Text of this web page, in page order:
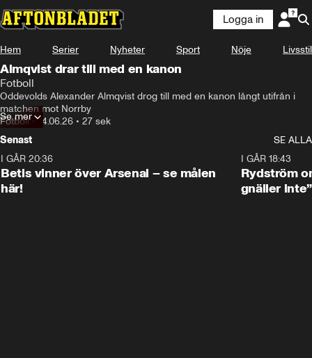
Logga in
Hem Serier Nyheter Sport Nöje Livsstil
Almqvist drar till med en kanon
Fotboll
Oddevolds Alexander Almqvist drog till med en kanon långt utifrån i
matchen mot Norrby
Fotboll•14.06.26 • 27 sek
Se mer
Senast
SE ALLA
I GÅR 20:36
Betis vinner över Arsenal – se målen
här!
I GÅR 18:43
Rydström
gnäller inte”